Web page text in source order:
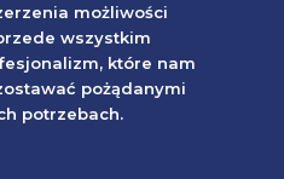
możliwości
wszystkim
które nam
pożądanymi
potrzebach.